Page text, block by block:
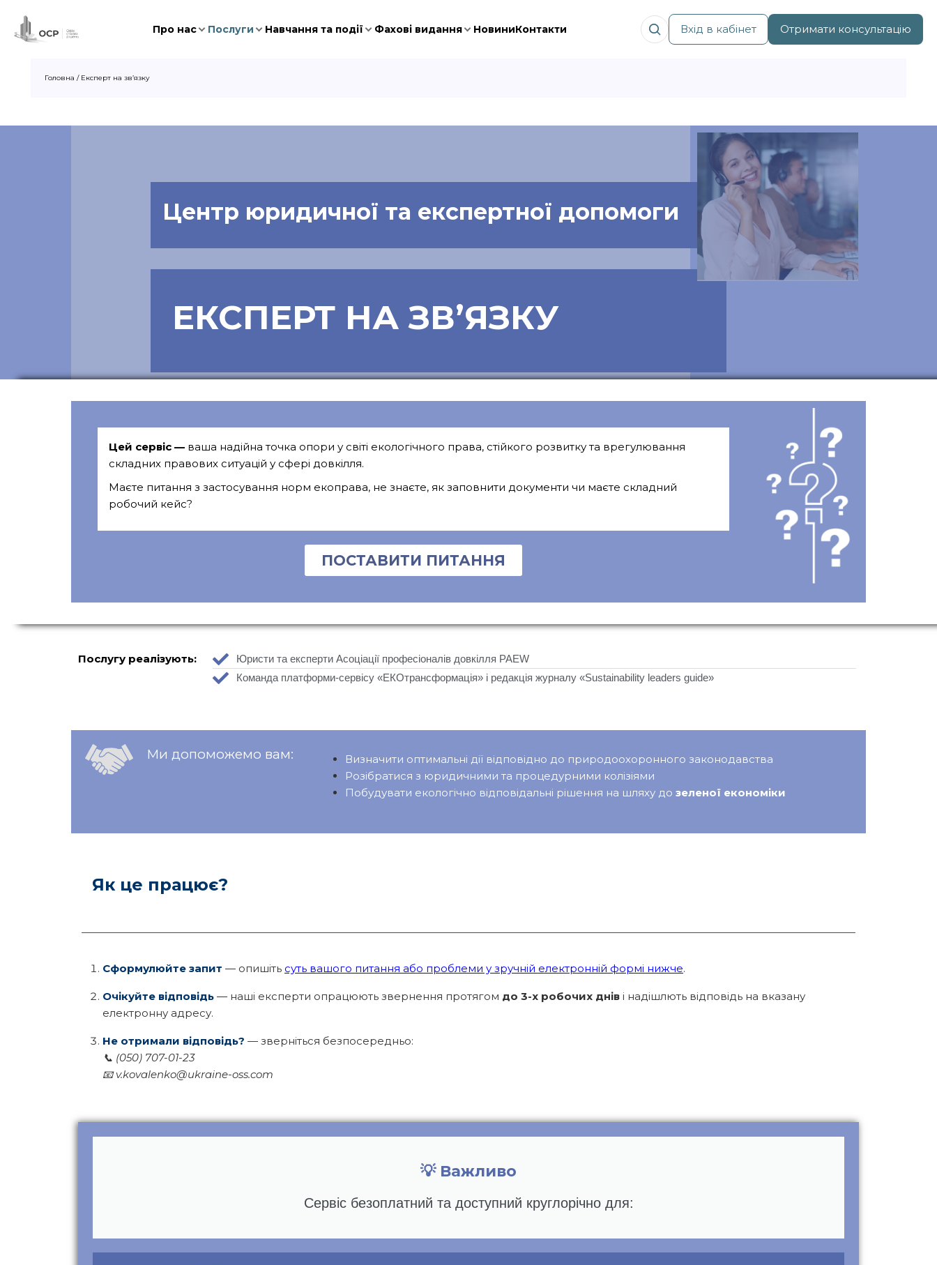
Про нас Послуги Навчання та події Фахові видання НовиниКонтакти Вхід в кабінет Отримати консультацію
Головна / Експерт на зв’язку
Центр юридичної та експертної допомоги
ЕКСПЕРТ НА ЗВ’ЯЗКУ
Цей сервіс — ваша надійна точка опори у світі екологічного права, стійкого розвитку та врегулювання
складних правових ситуацій у сфері довкілля.
Маєте питання з застосування норм екоправа, не знаєте, як заповнити документи чи маєте складний
робочий кейс?
ПОСТАВИТИ ПИТАННЯ
Послугу реалізують:
Юристи та експерти Асоціації професіоналів довкілля PAEW
Команда платформи-сервісу «ЕКОтрансформація» і редакція журналу «Sustainability leaders guide»
Ми допоможемо вам:
Визначити оптимальні дії відповідно до природоохоронного законодавства
Розібратися з юридичними та процедурними колізіями
Побудувати екологічно відповідальні рішення на шляху до зеленої економіки
Як це працює?
Сформулюйте запит — опишіть суть вашого питання або проблеми у зручній електронній формі нижче.
Очікуйте відповідь — наші експерти опрацюють звернення протягом до 3-х робочих днів і надішлють відповідь на вказану
електронну адресу.
Не отримали відповідь? — зверніться безпосередньо:
📞 (050) 707-01-23
📧 v.kovalenko@ukraine-oss.com
💡 Важливо
Сервіс безоплатний та доступний круглорічно для: